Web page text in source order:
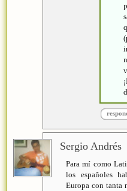
Sergio Andrés
Para mí como
los españoles
Europa con tanta